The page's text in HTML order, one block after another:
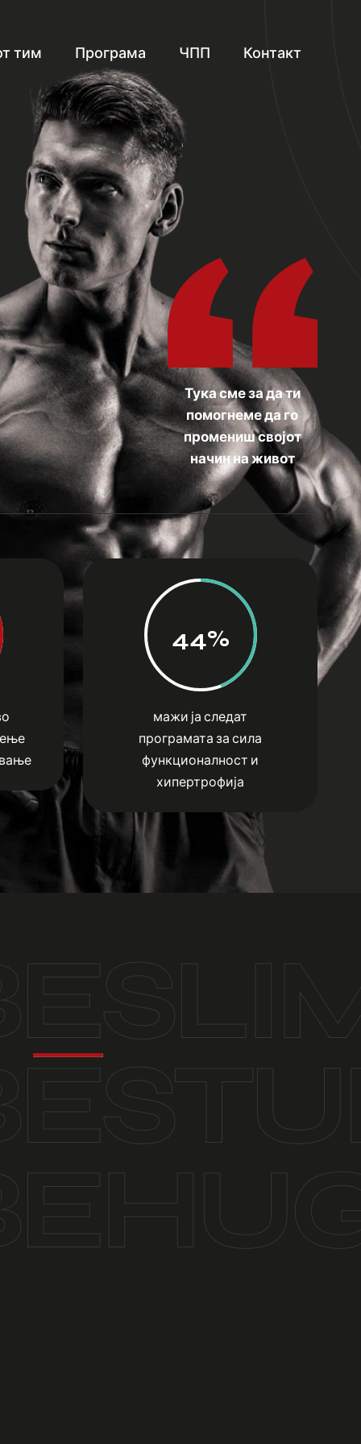
тим Програма ЧПП Контакт
Тука сме за да ти
помогнеме да го
промениш својот
начин на живот
44%
мажи ја следат
програмата за сила
функционалност и
хипертрофија